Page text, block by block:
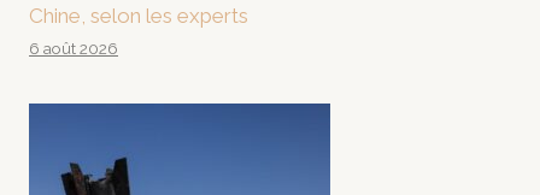
Chine, selon les experts
6 août 2026